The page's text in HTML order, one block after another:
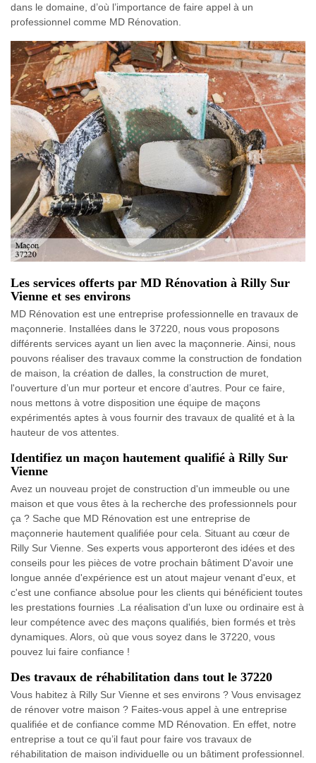
dans le domaine, d’où l’importance de faire appel à un
professionnel comme MD Rénovation.
Les services offerts par MD Rénovation à Rilly Sur
Vienne et ses environs
MD Rénovation est une entreprise professionnelle en travaux de
maçonnerie. Installées dans le 37220, nous vous proposons
différents services ayant un lien avec la maçonnerie. Ainsi, nous
pouvons réaliser des travaux comme la construction de fondation
de maison, la création de dalles, la construction de muret,
l'ouverture d’un mur porteur et encore d’autres. Pour ce faire,
nous mettons à votre disposition une équipe de maçons
expérimentés aptes à vous fournir des travaux de qualité et à la
hauteur de vos attentes.
Identifiez un maçon hautement qualifié à Rilly Sur
Vienne
Avez un nouveau projet de construction d'un immeuble ou une
maison et que vous êtes à la recherche des professionnels pour
ça ? Sache que MD Rénovation est une entreprise de
maçonnerie hautement qualifiée pour cela. Situant au cœur de
Rilly Sur Vienne. Ses experts vous apporteront des idées et des
conseils pour les pièces de votre prochain bâtiment D'avoir une
longue année d'expérience est un atout majeur venant d'eux, et
c'est une confiance absolue pour les clients qui bénéficient toutes
les prestations fournies .La réalisation d'un luxe ou ordinaire est à
leur compétence avec des maçons qualifiés, bien formés et très
dynamiques. Alors, où que vous soyez dans le 37220, vous
pouvez lui faire confiance !
Des travaux de réhabilitation dans tout le 37220
Vous habitez à Rilly Sur Vienne et ses environs ? Vous envisagez
de rénover votre maison ? Faites-vous appel à une entreprise
qualifiée et de confiance comme MD Rénovation. En effet, notre
entreprise a tout ce qu’il faut pour faire vos travaux de
réhabilitation de maison individuelle ou un bâtiment professionnel.